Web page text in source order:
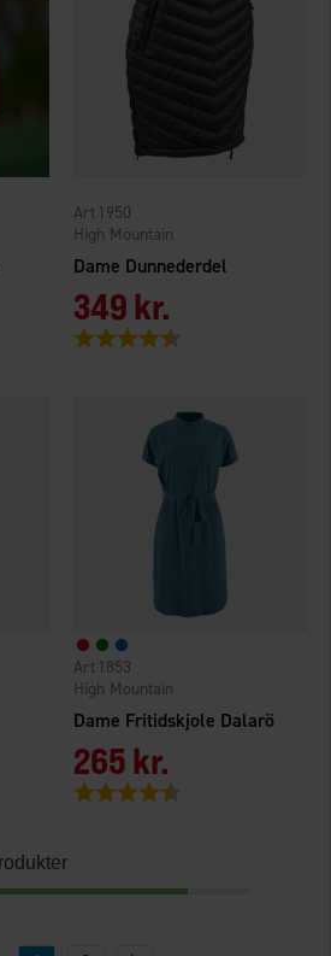
Dame Dunnederdel
High Mountain
1950
349 kr.
Vurdering:
Dame Fritidskjole Dalarö
High Mountain
1853
265 kr.
Vurdering: